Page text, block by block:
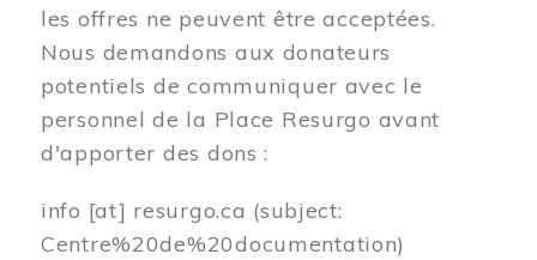
les offres ne peuvent être acceptées.
Nous demandons aux donateurs
potentiels de communiquer avec le
personnel de la Place Resurgo avant
d'apporter des dons :
info [at] resurgo.ca (subject:
Centre%20de%20documentation)